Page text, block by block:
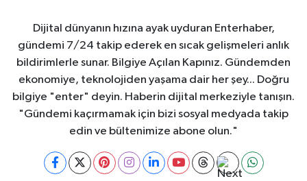
Dijital dünyanın hızına ayak uyduran Enterhaber,
gündemi 7/24 takip ederek en sıcak gelişmeleri anlık
bildirimlerle sunar. Bilgiye Açılan Kapınız. Gündemden
ekonomiye, teknolojiden yaşama dair her şey... Doğru
bilgiye "enter" deyin. Haberin dijital merkeziyle tanışın.
"Gündemi kaçırmamak için bizi sosyal medyada takip
edin ve bültenimize abone olun."